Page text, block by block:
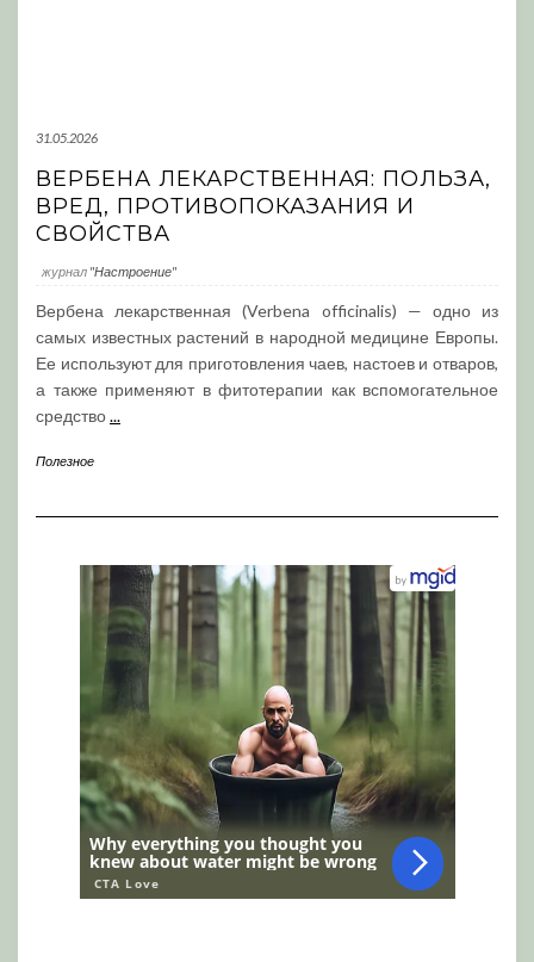
31.05.2026
ВЕРБЕНА ЛЕКАРСТВЕННАЯ: ПОЛЬЗА,
ВРЕД, ПРОТИВОПОКАЗАНИЯ И
СВОЙСТВА
журнал "Настроение"
Вербена лекарственная (Verbena officinalis) — одно из
самых известных растений в народной медицине Европы.
Ее используют для приготовления чаев, настоев и отваров,
а также применяют в фитотерапии как вспомогательное
средство...
Полезное